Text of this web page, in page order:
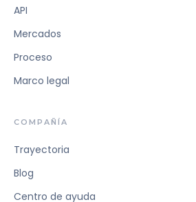
API
Mercados
Proceso
Marco legal
COMPAÑÍA
Trayectoria
Blog
Centro de ayuda